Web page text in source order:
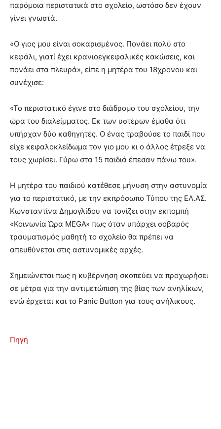
παρόμοια περιστατικά στο σχολείο, ωστόσο δεν έχουν
γίνει γνωστά.
«Ο γιος μου είναι σοκαρισμένος. Πονάει πολύ στο
κεφάλι, γιατί έχει κρανιοεγκεφαλικές κακώσεις, και
πονάει στα πλευρά», είπε η μητέρα του 18χρονου και
συνέχισε:
«Το περιστατικό έγινε στο διάδρομο του σχολείου, την
ώρα του διαλείμματος. Εκ των υστέρων έμαθα ότι
υπήρχαν δύο καθηγητές. Ο ένας τραβούσε το παιδί που
είχε κεφαλοκλείδωμα τον γιο μου κι ο άλλος έτρεξε να
τους χωρίσει. Γύρω στα 15 παιδιά έπεσαν πάνω του».
Η μητέρα του παιδιού κατέθεσε μήνυση στην αστυνομία
για το περιστατικό, με την εκπρόσωπο Τύπου της ΕΛ.ΑΣ.
Κωνσταντίνα Δημογλίδου να τονίζει στην εκπομπή
«Κοινωνία Ώρα MEGA» πως όταν υπάρχει σοβαρός
τραυματισμός μαθητή το σχολείο θα πρέπει να
απευθύνεται στις αστυνομικές αρχές.
Σημειώνεται πως η κυβέρνηση σκοπεύει να προχωρήσει
σε μέτρα για την αντιμετώπιση της βίας των ανηλίκων,
ενώ έρχεται και το Panic Button για τους ανήλικους.
Πηγή